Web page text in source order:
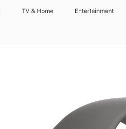
TV & Home Entertainment